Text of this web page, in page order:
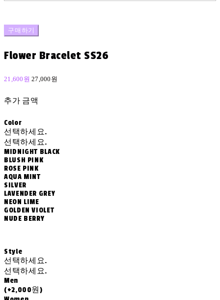
구매하기
Flower Bracelet SS26
21,600원27,000원
추가 금액
Color
선택하세요.
선택하세요.
MIDNIGHT BLACK
BLUSH PINK
ROSE PINK
AQUA MINT
SILVER
LAVENDER GREY
NEON LIME
GOLDEN VIOLET
NUDE BERRY
Style
선택하세요.
선택하세요.
Men
(+2,000원)